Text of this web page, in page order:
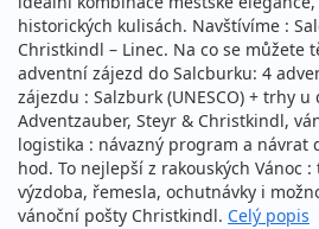
historických kulisách. Navštívíme :
Christkindl – Linec. Na co se můžete
adventní zájezd do Salcburku: 4
zájezdu : Salzburk (UNESCO) + trhy
Adventzauber, Steyr & Christkindl,
logistika : návazný program a návrat
hod. To nejlepší z rakouských Vánoc
výzdoba, řemesla, ochutnávky i
vánoční pošty Christkindl. Celý popis